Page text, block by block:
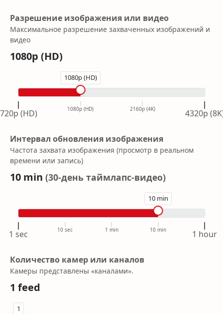
Разрешение изображения или видео
Максимальное разрешение захваченных изображений и
видео
1080p (HD)
1080p (HD)
720p (HD) 1080p (HD) 2160p (4K) 4320p
Интервал обновления изображения
Частота захвата изображения (просмотр в реальном
времени или запись)
10 min (30-день таймлапс-видео)
10 min
1 sec 10 sec 1 min 10 min 1 hour
Количество камер или каналов
Камеры представлены «каналами».
1 feed
1